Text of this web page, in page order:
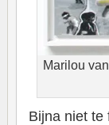
Marilou
Bijna niet te